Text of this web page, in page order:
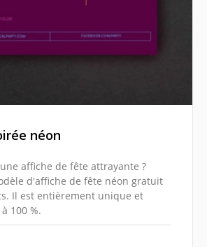
néon
affiche de fête attrayante ?
d'affiche de fête néon gratuit
Il est entièrement unique et
100 %.